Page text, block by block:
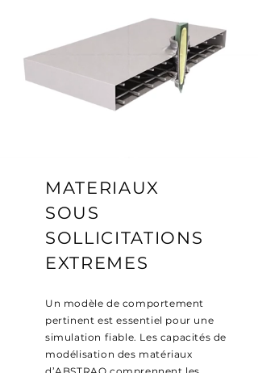
MATERIAUX
SOUS
SOLLICITATIONS
EXTREMES
Un modèle de comportement
pertinent est essentiel pour une
simulation fiable. Les capacités de
modélisation des matériaux